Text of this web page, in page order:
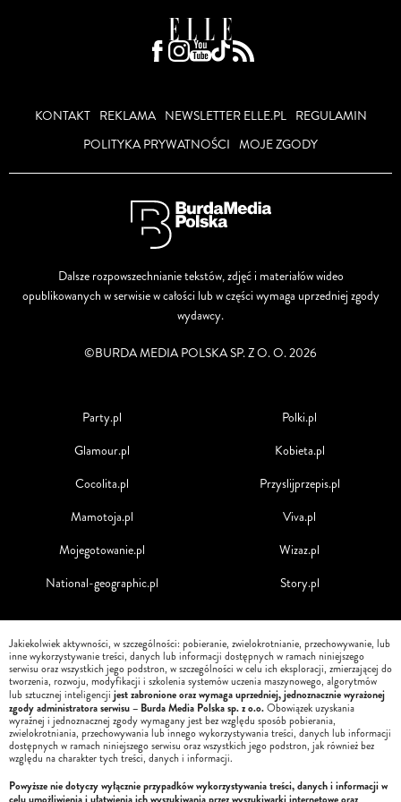
KONTAKT REKLAMA NEWSLETTER ELLE.PL
REGULAMIN
POLITYKA PRYWATNOŚCI MOJE ZGODY
Dalsze rozpowszechnianie tekstów, zdjęć i materiałów wideo
opublikowanych w serwisie w całości lub w części wymaga uprzedniej zgody
wydawcy.
©BURDA MEDIA POLSKA SP. Z O. O. 2026
Party.pl
Glamour.pl
Cocolita.pl
Mamotoja.pl
Mojegotowanie.pl
National-geographic.pl
Polki.pl
Kobieta.pl
Przyslijprzepis.pl
Viva.pl
Wizaz.pl
Story.pl
Jakiekolwiek aktywności, w szczególności: pobieranie, zwielokrotnianie, przechowywanie, lub
inne wykorzystywanie treści, danych lub informacji dostępnych w ramach niniejszego
serwisu oraz wszystkich jego podstron, w szczególności w celu ich eksploracji, zmierzającej do
tworzenia, rozwoju, modyfikacji i szkolenia systemów uczenia maszynowego, algorytmów
lub sztucznej inteligencji jest zabronione oraz wymaga uprzedniej, jednoznacznie wyrażonej
zgody administratora serwisu – Burda Media Polska sp. z o.o.Obowiązek uzyskania
wyraźnej i jednoznacznej zgody wymagany jest bez względu sposób pobierania,
zwielokrotniania, przechowywania lub innego wykorzystywania treści, danych lub informacji
dostępnych w ramach niniejszego serwisu oraz wszystkich jego podstron, jak również bez
względu na charakter tych treści, danych i informacji.
Powyższe nie dotyczy wyłącznie przypadków wykorzystywania treści, danych i informacji w